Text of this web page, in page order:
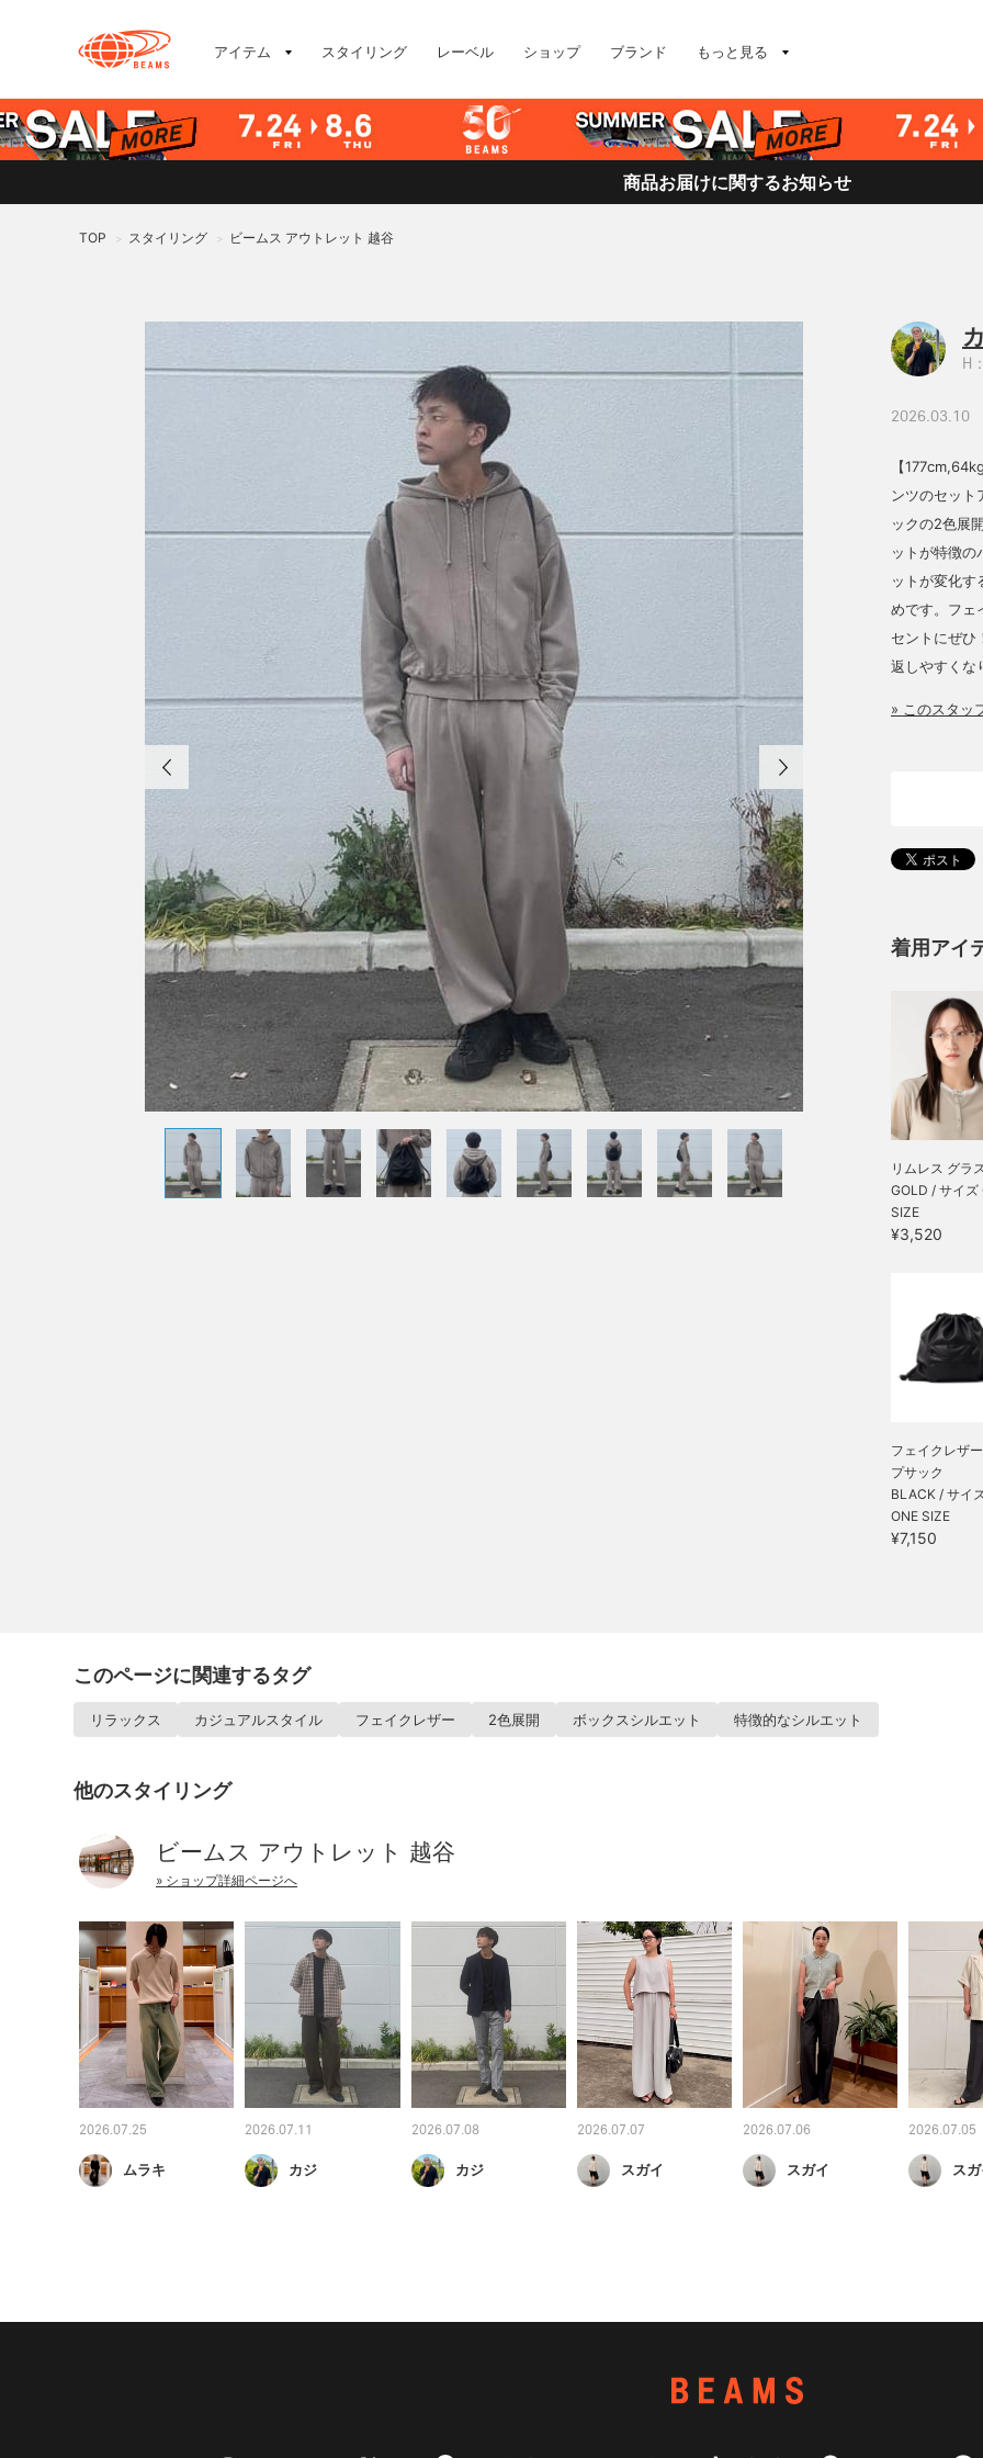
アイテム スタイリング レーベル ショップ ブランド もっと見る
商品お届けに関するお知らせ
TOP > スタイリング > ビームス アウトレット 越谷
H
2026.03.10
【
ンツのセット
ックの2色展
ットが特徴の
ットが変化す
めです。フェ
セントにぜ
返しやすくな
» このスタッ
着用アイ
リムレス グラ
GOLD / サイズ
SIZE
¥3,520
フェイクレザ
プサック
BLACK / サイ
ONE SIZE
¥7,150
このページに関連するタグ
リラックス カジュアルスタイル フェイクレザー 2色展開 ボックスシルエット 特徴的なシルエット
他のスタイリング
ビームス アウトレット 越谷
» ショップ詳細ページへ
2026.07.25
ムラキ
2026.07.11
カジ
2026.07.08
カジ
2026.07.07
スガイ
2026.07.06
スガイ
2026.07.05
ス